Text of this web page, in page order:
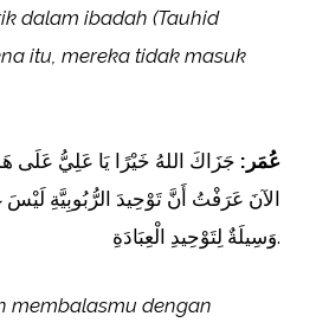
dalam ibadah (Tauhid
itu, mereka tidak masuk
عُمَر: جَزَاكَ اللهُ خَيْرًا يَا عَلِيُّ عَلَى
الآنَ عَرَفْتُ أَنَّ تَوْحِيدَ الرُّبُوبِيَّةِ لَيْسَ
وَسِيلَةٌ لِتَوْحِيدِ الْعِبَادَةِ.
membalasmu dengan